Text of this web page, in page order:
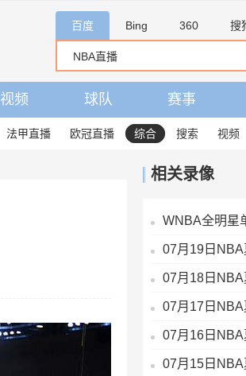
百度 Bing 360 搜
视频 球队 赛事
法甲直播 欧冠直播 综合 搜索 视频
相关录像
07月19日
07月18日
07月17日
07月15日